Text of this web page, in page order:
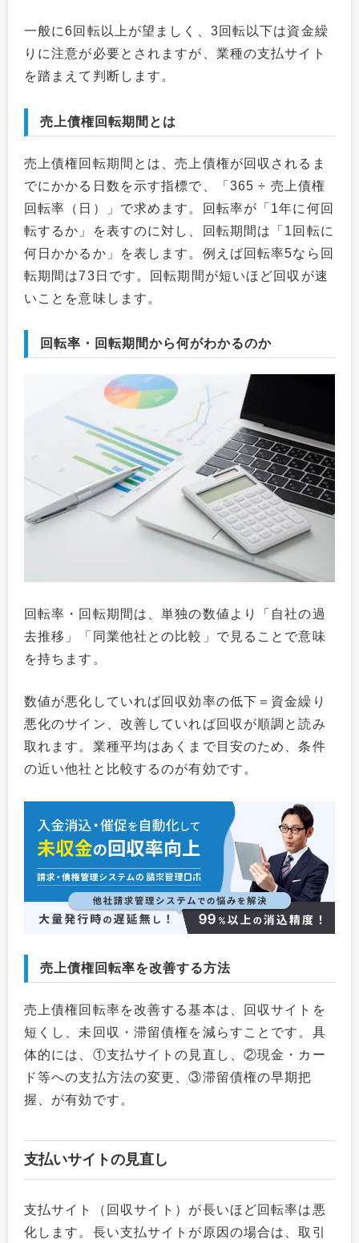
一般に6回転以上が望ましく、3回転以下は資金繰
りに注意が必要とされますが、業種の支払サイト
を踏まえて判断します。
売上債権回転期間とは
売上債権回転期間とは、売上債権が回収されるま
でにかかる日数を示す指標で、「365 ÷ 売上債権
回転率（日）」で求めます。回転率が「1年に何回
転するか」を表すのに対し、回転期間は「1回転に
何日かかるか」を表します。例えば回転率5なら回
転期間は73日です。回転期間が短いほど回収が速
いことを意味します。
回転率・回転期間から何がわかるのか
回転率・回転期間は、単独の数値より「自社の過
去推移」「同業他社との比較」で見ることで意味
を持ちます。
数値が悪化していれば回収効率の低下＝資金繰り
悪化のサイン、改善していれば回収が順調と読み
取れます。業種平均はあくまで目安のため、条件
の近い他社と比較するのが有効です。
売上債権回転率を改善する方法
売上債権回転率を改善する基本は、回収サイトを
短くし、未回収・滞留債権を減らすことです。具
体的には、①支払サイトの見直し、②現金・カー
ド等への支払方法の変更、③滞留債権の早期把
握、が有効です。
支払いサイトの見直し
支払サイト（回収サイト）が長いほど回転率は悪
化します。長い支払サイトが原因の場合は、取引